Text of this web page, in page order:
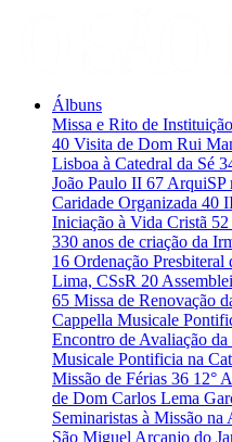
Álbuns
Missa e Rito de
40 Visita de Dom Rui
Lisboa à Catedral da Sé
João Paulo II 67 ArquiSP
Caridade Organizada 40
Iniciação à Vida Cristã 52
330 anos de criação da
16 Ordenação
Lima, CSsR 20
65 Missa de Renovação
Cappella Musicale
Encontro de Avaliação
Musicale Pontificia na
Missão de Férias 36 12°
de Dom Carlos Lema
Seminaristas à Missão na
São Miguel Arcanjo do